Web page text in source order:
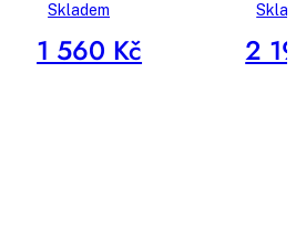
Skladem
1 560 Kč 2